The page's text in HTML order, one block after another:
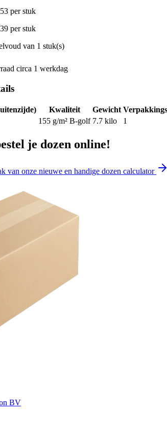
per stuk
per stuk
van 1 stuk(s)
circa 1 werkdag
Kwaliteit Gewicht
155 g/m² B-golf 7.7 kilo 1
je dozen online!
van onze nieuwe en handige dozen calculator
BV